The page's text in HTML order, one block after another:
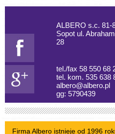
ALBERO s.c. 81-
Sopot ul.
28
tel./fax 58 550 68
tel. kom. 535 638
albero@albero.pl
gg: 5790439
Firma Albero istnieje od 1996